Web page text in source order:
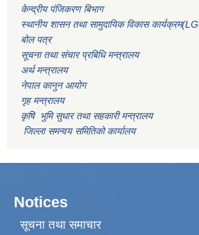
केन्द्रीय पंजिकरण बिभाग
स्थानीय शासन तथा सामुदायिक विकास
बोल पत्र
सूचना तथा संचार प्रबिधि मन्त्रालय
अर्थ मन्त्रालय
नेपाल कानुन आयोग
गृह मन्त्रालय
कृषि भुमि सुधार तथा सहकारी मन्त्रालय
जिल्ला समन्वय समितिको कार्यालय
Notices
सूचना तथा समाचार